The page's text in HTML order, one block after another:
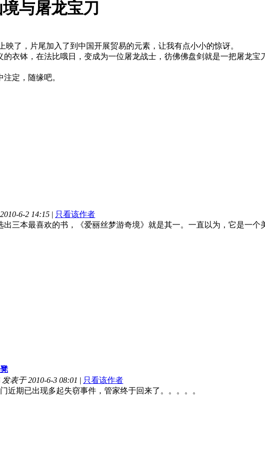
与屠龙宝刀
了，片尾加入了到中国开展贸易的元素，让我有点小小的惊讶。
钵，在法比哦日，变成为一位屠龙战士，彷佛佛盘剑就是一把屠龙宝
定，随缘吧。
6-2 14:15 | 只看该作者
出三本最喜欢的书，《爱丽丝梦游奇境》就是其一。一直以为，它是一
发表于 2010-6-3 08:01 | 只看该作者
近期已出现多起失窃事件，管家终于回来了。。。。。